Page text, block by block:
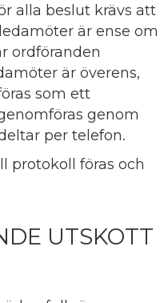
alla beslut krävs att
är ense om
ordföranden
är överens,
som ett
genom
per telefon.
protokoll föras och
UTSKOTT